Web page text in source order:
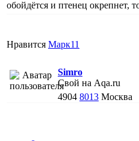
обойдётся и птенец окрепнет,
Нравится Марк11
Simro
Свой на Aqa.ru
4904 8013 Москва